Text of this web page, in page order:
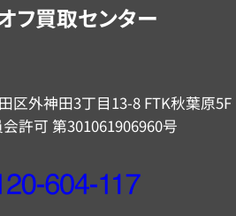
フ買取センター
区外神田3丁目13-8 FTK秋葉原5F
許可 第301061906960号